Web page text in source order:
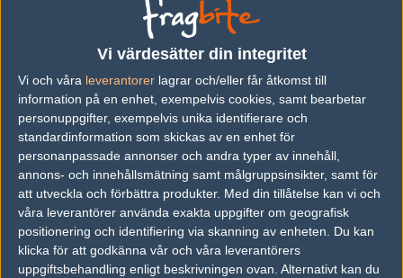
Vi värdesätter din integritet
Vi och våra leverantorer lagrar och/eller får åtkomst till
information på en enhet, exempelvis cookies, samt bearbetar
personuppgifter, exempelvis unika identifierare och
standardinformation som skickas av en enhet för
personanpassade annonser och andra typer av innehåll,
annons- och innehållsmätning samt målgruppsinsikter, samt för
att utveckla och förbättra produkter. Med din tillåtelse kan vi och
våra leverantörer använda exakta uppgifter om geografisk
positionering och identifiering via skanning av enheten. Du kan
klicka för att godkänna vår och våra leverantörers
uppgiftsbehandling enligt beskrivningen ovan. Alternativt kan du
Telmen "cazze" Nyamdorj
MONGOLIA SPELAR FÖR
Översikt Bio Matcher
Bio
Telmen "cazze" Nyamdorj är en Counter-Strike: Global Offensive-
spelare från Mongolia, som för närvarande spelar i The Mongolz.
Följ oss i social media